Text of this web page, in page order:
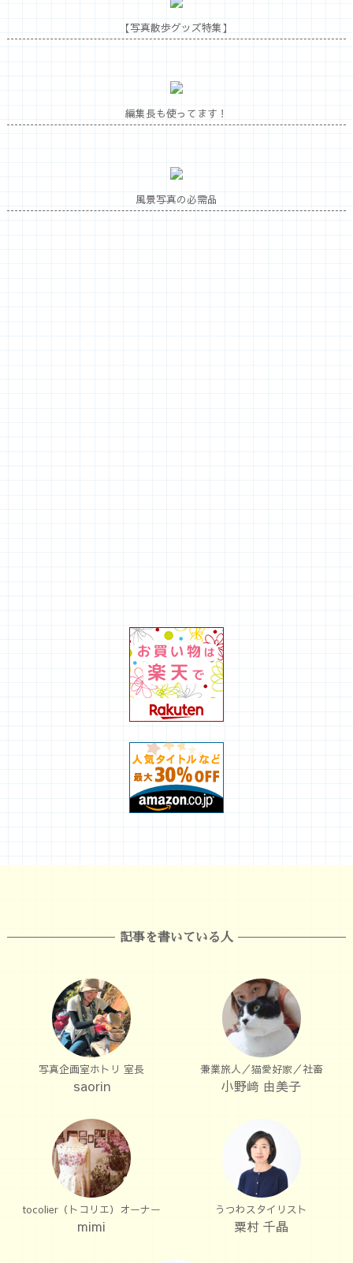
【写真散歩グッズ特集】
編集長も使ってます！
風景写真の必需品
記事を書いている人
写真企画室ホトリ 室長
saorin
兼業旅人／猫愛好家／社畜
小野﨑 由美子
tocolier（トコリエ）オーナー
mimi
うつわスタイリスト
粟村 千晶